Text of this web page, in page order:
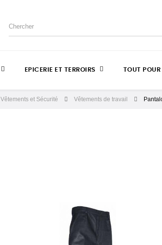
EPICERIE ET TERROIRS TOUT
Vêtements et Sécurité Vêtements de travail